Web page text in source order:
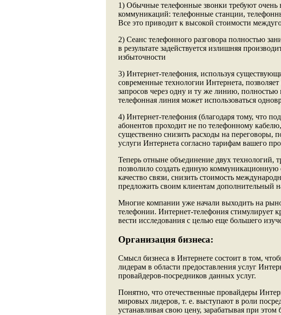
1) Обычные телефонные звонки требуют очень
коммуникаций: телефонные станции,
Все это приводит к высокой стоимости
2) Сеанс телефонного разговора полностью
в результате задействуется излишняя
избыточности
3) Интернет-телефония, используя
современные технологии Интернета,
запросов через одну и ту же линию, полностью
телефонная линия может использоваться
4) Интернет-телефония (благодаря тому, что
абонентов проходит не по телефонному
существенно снизить расходы на переговоры,
услуги Интернета согласно тарифам вашего
Теперь отныне объединение двух технологий,
позволило создать единую коммуникационную
качество связи, снизить стоимость
предложить своим клиентам дополнительный
Многие компании уже начали выходить на
телефонии. Интернет-телефония стимулирует
вести исследования с целью еще большего
Организация бизнеса:
Смысл бизнеса в Интернете состоит в том,
лидерам в области предоставления услуг
провайдеров-посредников данных услуг.
Понятно, что отечественные провайдеры
мировых лидеров, т. е. выступают в роли
устанавливая свою цену, зарабатывая при этом